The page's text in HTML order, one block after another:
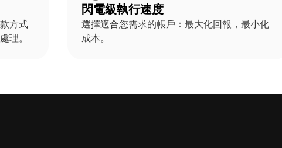
方式
理。
閃電級執行速度
選擇適合您需求的帳戶：最大化回報，最小化
成本。